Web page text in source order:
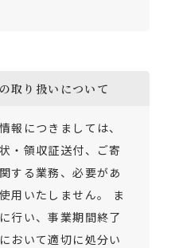
取り扱いについて
報につきましては、
・領収証送付、ご寄
する業務、必要があ
用いたしません。
ま
行い、事業期間終了
おいて適切に処分い